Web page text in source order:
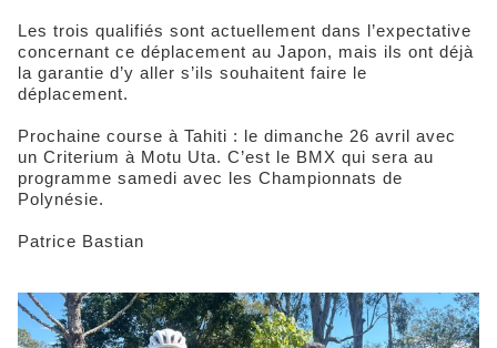
Les trois qualifiés sont actuellement dans l’expectative
concernant ce déplacement au Japon, mais ils ont déjà
la garantie d’y aller s’ils souhaitent faire le
déplacement.
Prochaine course à Tahiti : le dimanche 26 avril avec
un Criterium à Motu Uta. C’est le BMX qui sera au
programme samedi avec les Championnats de
Polynésie.
Patrice Bastian